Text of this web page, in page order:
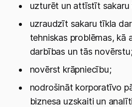
uzturēt un attīstīt sakaru
uzraudzīt sakaru tīkla
tehniskas problēmas, kā
darbības un tās novērstu;
novērst krāpniecību;
nodrošināt korporatīvo
biznesa uzskaiti un